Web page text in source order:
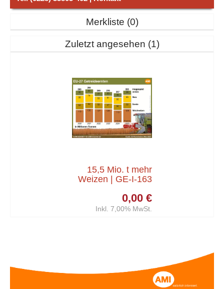
Merkliste 0
Zuletzt angesehen 1
15,5 Mio. t mehr
Weizen | GE-I-163
0,00 €
Inkl. 7,00% MwSt.